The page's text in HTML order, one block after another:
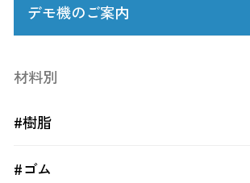
デモ機のご案内
材料別
#樹脂
#ゴム